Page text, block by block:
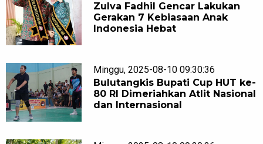
Zulva Fadhil Gencar Lakukan
Gerakan 7 Kebiasaan Anak
Indonesia Hebat
Minggu, 2025-08-10 09:30:36
Bulutangkis Bupati Cup HUT ke-
80 RI Dimeriahkan Atlit Nasional
dan Internasional